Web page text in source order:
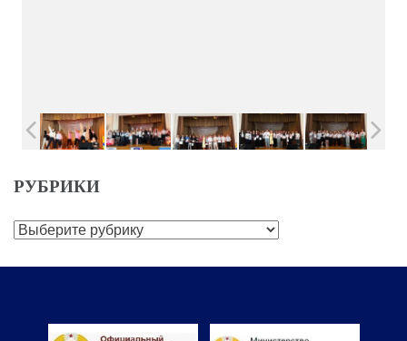
РУБРИКИ
Рубрики